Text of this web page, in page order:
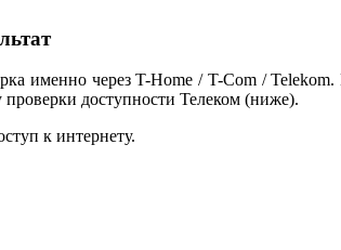
именно через T-Home / T-Com /
проверки доступности Телеком (ниже).
к интернету.